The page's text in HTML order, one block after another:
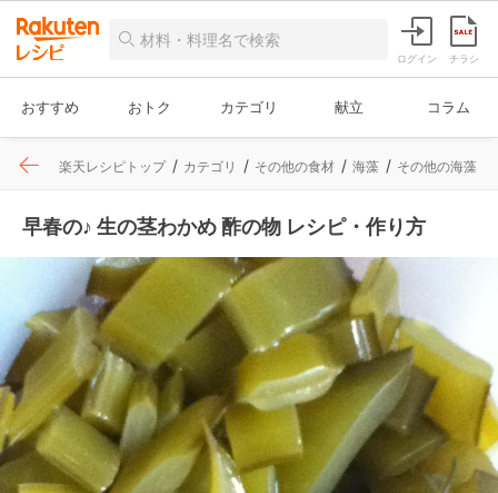
ログイン チラシ
おすすめ おトク カテゴリ 献立 コラム
楽天レシピトップ カテゴリ その他の食材 海藻 その他の海藻
早春の♪ 生の茎わかめ 酢の物 レシピ・作り方